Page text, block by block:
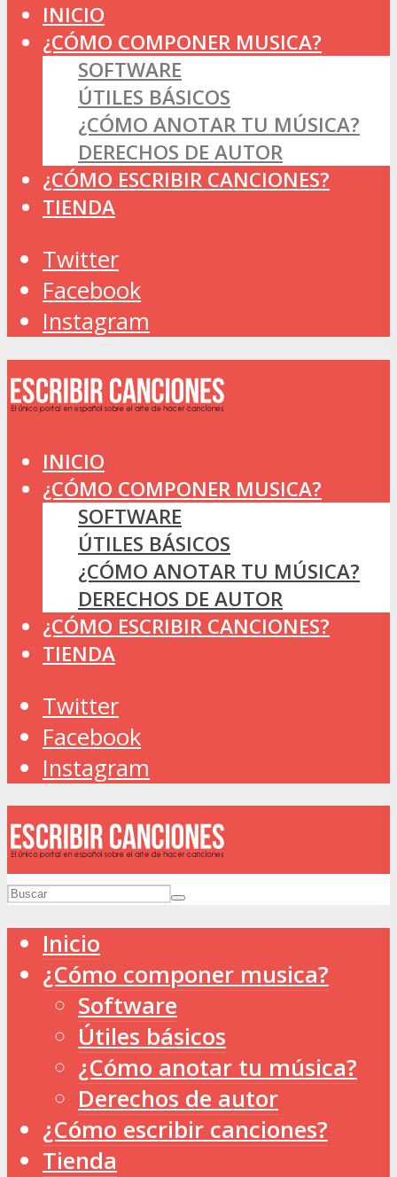
INICIO
¿CÓMO COMPONER MUSICA?
SOFTWARE
ÚTILES BÁSICOS
¿CÓMO ANOTAR TU MÚSICA?
DERECHOS DE AUTOR
¿CÓMO ESCRIBIR CANCIONES?
TIENDA
Twitter
Facebook
Instagram
INICIO
¿CÓMO COMPONER MUSICA?
SOFTWARE
ÚTILES BÁSICOS
¿CÓMO ANOTAR TU MÚSICA?
DERECHOS DE AUTOR
¿CÓMO ESCRIBIR CANCIONES?
TIENDA
Twitter
Facebook
Instagram
Inicio
¿Cómo componer musica?
Software
Útiles básicos
¿Cómo anotar tu música?
Derechos de autor
¿Cómo escribir canciones?
Tienda